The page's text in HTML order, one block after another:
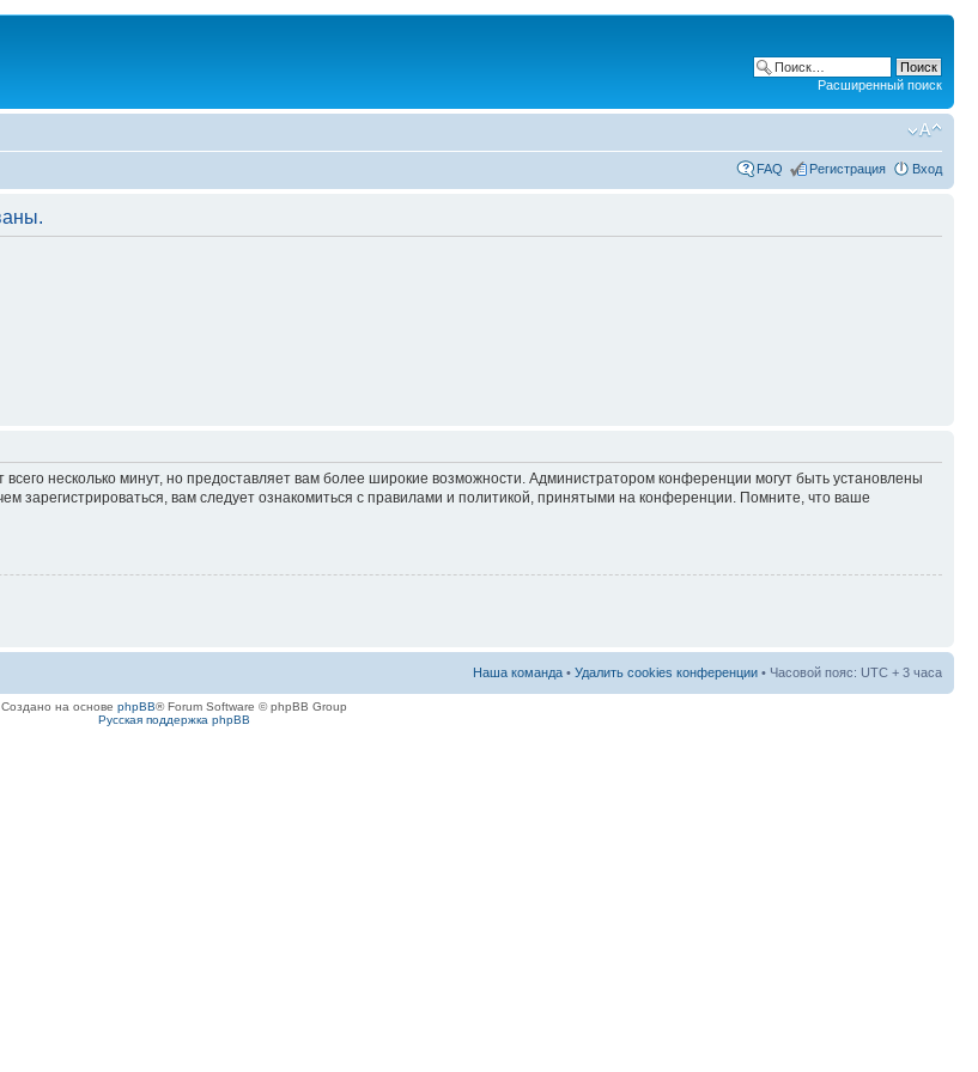
Расширенный поиск
FAQ Регистрация Вход
несколько минут, но предоставляет вам более широкие возможности. Администратором конференции могут быть установлены
зарегистрироваться, вам следует ознакомиться с правилами и политикой, принятыми на конференции. Помните, что ваше
Наша команда • Удалить cookies конференции • Часовой пояс: UTC + 3 часа
Создано на основе phpBB® Forum Software © phpBB Group
Русская поддержка phpBB